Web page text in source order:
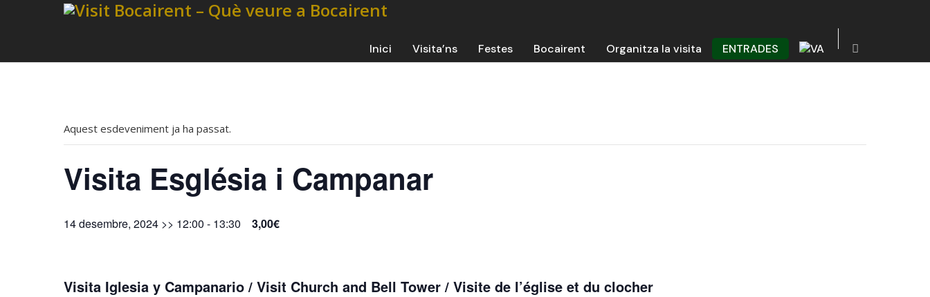
Inici Visita’ns Festes Bocairent Organitza la visita ENTRADES
Aquest esdeveniment ja ha passat.
Visita Església i Campanar
14 desembre, 2024 >> 12:00 - 13:30 3,00€
Visita Iglesia y Campanario / Visit Church and Bell Tower / Visite de l’église et du clocher